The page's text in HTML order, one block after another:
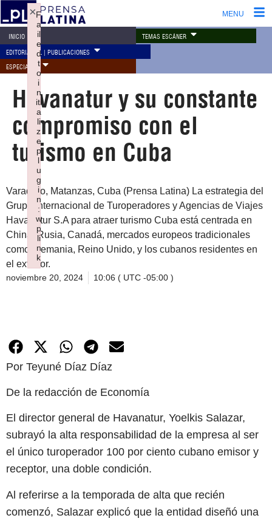
MENU
INICIO TEMAS ESCÁNER
EDITORIAL PL | PUBLICACIONES
ESPECIALES
Havanatur y su constante
compromiso con el
turismo en Cuba
Varadero, Matanzas, Cuba (Prensa Latina) La estrategia del
Grupo Internacional de Turoperadores y Agencias de Viajes
Havanatur S.A para atraer turismo Cuba está centrada en
China, Rusia, Canadá, mercados europeos tradicionales
como Alemania, Reino Unido, y los cubanos residentes en
el exterior.
noviembre 20, 2024 10:06 ( UTC -05:00 )
Por Teyuné Díaz Díaz
De la redacción de Economía
El director general de Havanatur, Yoelkis Salazar,
subrayó la alta responsabilidad de la empresa al ser
el único turoperador 100 por ciento cubano emisor y
receptor, una doble condición.
Al referirse a la temporada de alta que recién
comenzó, Salazar explicó que la entidad diseñó una
F
a
il
e
d
t
o
i
n
iti
a
li
z
e
p
l
u
g
i
n
:
w
p
li
n
k
×
Failed to initialize plugin: wplink